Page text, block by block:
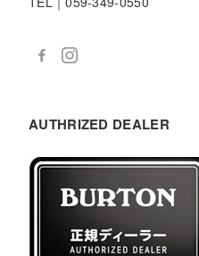
AUTHRIZED DEALER